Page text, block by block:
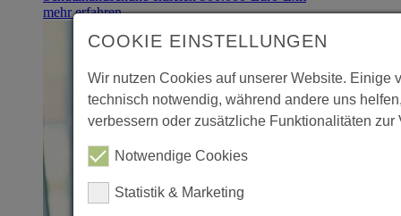
mehr erfahren
COOKIE EINSTELLUNGEN
Wir nutzen Cookies auf unserer Website. Einige
technisch notwendig, während andere uns
verbessern oder zusätzliche Funktionalitäten zur
Notwendige Cookies
Statistik & Marketing